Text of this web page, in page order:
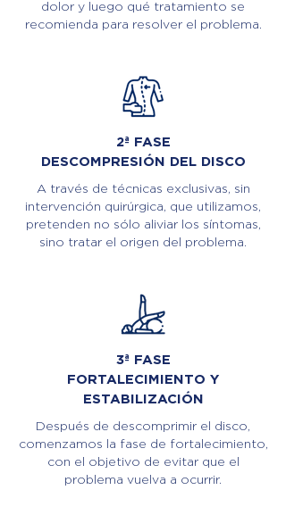
dolor y luego qué tratamiento se
recomienda para resolver el problema.
2ª FASE
DESCOMPRESIÓN DEL DISCO
A través de técnicas exclusivas, sin
intervención quirúrgica, que utilizamos,
pretenden no sólo aliviar los síntomas,
sino tratar el origen del problema.
3ª FASE
FORTALECIMIENTO Y
ESTABILIZACIÓN
Después de descomprimir el disco,
comenzamos la fase de fortalecimiento,
con el objetivo de evitar que el
problema vuelva a ocurrir.